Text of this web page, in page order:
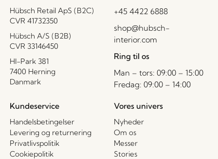
Hübsch Retail ApS (B2C)
CVR 41732350
Hübsch A/S (B2B)
CVR 33146450
HI-Park 381
7400 Herning
Danmark
+45 4422 6888
shop@hubsch-
interior.com
Ring til os
Man – tors: 09:00 – 15:00
Fredag: 09:00 – 14:00
Kundeservice
Handelsbetingelser
Levering og returnering
Privatlivspolitik
Cookiepolitik
Vores univers
Nyheder
Om os
Messer
Stories